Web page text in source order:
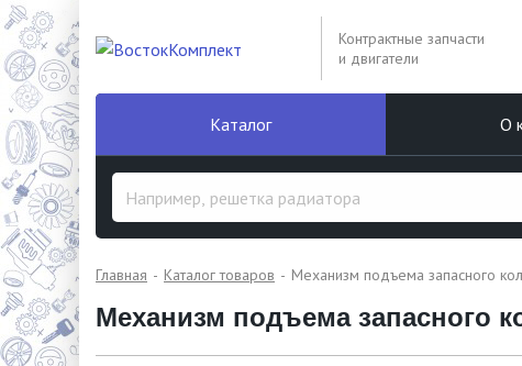
Контрактные запчасти
и двигатели
Каталог О
Главная Каталог товаров Механизм подъема запасного
Механизм подъема запасного